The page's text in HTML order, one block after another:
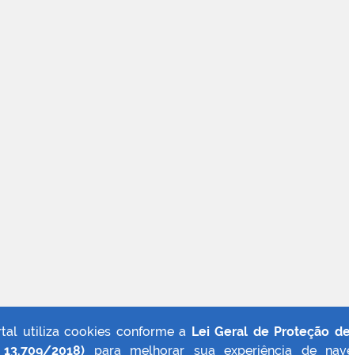
utiliza cookies conforme a Lei Geral de Proteção
2018) para melhorar sua experiência de